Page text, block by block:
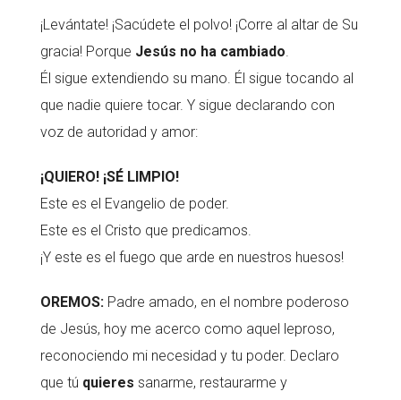
¡Levántate! ¡Sacúdete el polvo! ¡Corre al altar de Su
gracia! Porque Jesús no ha cambiado.
Él sigue extendiendo su mano. Él sigue tocando al
que nadie quiere tocar. Y sigue declarando con
voz de autoridad y amor:
¡QUIERO! ¡SÉ LIMPIO!
Este es el Evangelio de poder.
Este es el Cristo que predicamos.
¡Y este es el fuego que arde en nuestros huesos!
OREMOS: Padre amado, en el nombre poderoso
de Jesús, hoy me acerco como aquel leproso,
reconociendo mi necesidad y tu poder. Declaro
que tú quieres sanarme, restaurarme y